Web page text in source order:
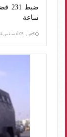
ساعة
الإثنين، 05 أغسطس 2024 02:44 م